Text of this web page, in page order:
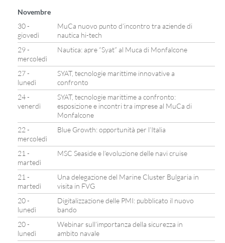
Novembre
30 -
giovedì
MuCa nuovo punto d’incontro tra aziende di
nautica hi-tech
29 -
mercoledì
Nautica: apre “Syat” al Muca di Monfalcone
27 -
lunedì
SYAT, tecnologie marittime innovative a
confronto
24 -
venerdì
SYAT, tecnologie marittime a confronto:
esposizione e incontri tra imprese al MuCa di
Monfalcone
22 -
mercoledì
Blue Growth: opportunità per l’Italia
21 -
martedì
MSC Seaside e l’evoluzione delle navi cruise
21 -
martedì
Una delegazione del Marine Cluster Bulgaria in
visita in FVG
20 -
lunedì
Digitalizzazione delle PMI: pubblicato il nuovo
bando
20 -
lunedì
Webinar sull’importanza della sicurezza in
ambito navale